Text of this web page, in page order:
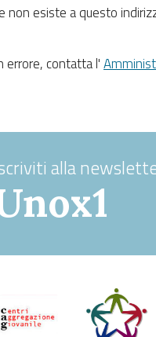
non esiste a questo
errore, contatta l'
alla